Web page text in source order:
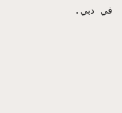
في دبي.